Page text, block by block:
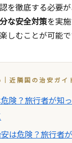
を徹底する必要が
な安全対策を実
しむことが可能で
近隣国の治安ガイ
険？旅行者が知
は危険？旅行者